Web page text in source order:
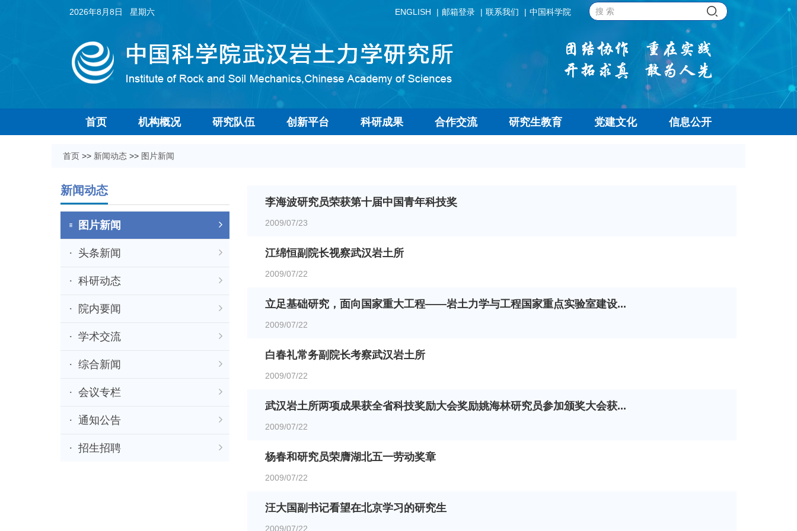
2026年8月8日 星期六 ENGLISH 邮箱登录 联系我们 中国科学院
首页 机构概况 研究队伍 创新平台 科研成果 合作交流 研究生教育 党建文化 信息公开
首页 >> 新闻动态 >> 图片新闻
新闻动态
图片新闻
头条新闻
科研动态
院内要闻
学术交流
综合新闻
会议专栏
通知公告
招生招聘
李海波研究员荣获第十届中国青年科技奖
2009/07/23
江绵恒副院长视察武汉岩土所
2009/07/22
立足基础研究，面向国家重大工程——岩土力学与工程国家重点实验室建设...
2009/07/22
白春礼常务副院长考察武汉岩土所
2009/07/22
武汉岩土所两项成果获全省科技奖励大会奖励姚海林研究员参加颁奖大会获...
2009/07/22
杨春和研究员荣膺湖北五一劳动奖章
2009/07/22
汪大国副书记看望在北京学习的研究生
2009/07/22